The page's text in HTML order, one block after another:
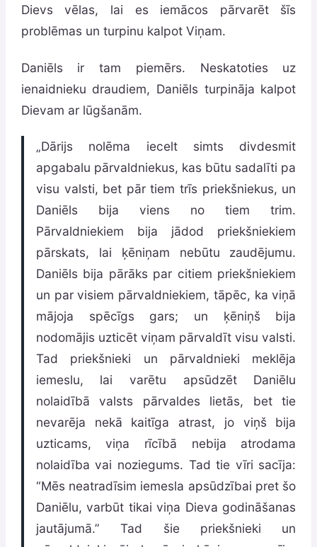
Dievs vēlas, lai es iemācos pārvarēt šīs
problēmas un turpinu kalpot Viņam.
Daniēls ir tam piemērs. Neskatoties uz
ienaidnieku draudiem, Daniēls turpināja kalpot
Dievam ar lūgšanām.
„Dārijs nolēma iecelt simts divdesmit
apgabalu pārvaldniekus, kas būtu sadalīti pa
visu valsti, bet pār tiem trīs priekšniekus, un
Daniēls bija viens no tiem trim.
Pārvaldniekiem bija jādod priekšniekiem
pārskats, lai ķēniņam nebūtu zaudējumu.
Daniēls bija pārāks par citiem priekšniekiem
un par visiem pārvaldniekiem, tāpēc, ka viņā
mājoja spēcīgs gars; un ķēniņš bija
nodomājis uzticēt viņam pārvaldīt visu valsti.
Tad priekšnieki un pārvaldnieki meklēja
iemeslu, lai varētu apsūdzēt Daniēlu
nolaidībā valsts pārvaldes lietās, bet tie
nevarēja nekā kaitīga atrast, jo viņš bija
uzticams, viņa rīcībā nebija atrodama
nolaidība vai noziegums. Tad tie vīri sacīja:
“Mēs neatradīsim iemesla apsūdzībai pret šo
Daniēlu, varbūt tikai viņa Dieva godināšanas
jautājumā.” Tad šie priekšnieki un